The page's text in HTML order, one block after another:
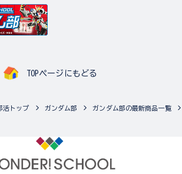
TOPページにもどる
活トップ ガンダム部 ガンダム部の最新商品一覧